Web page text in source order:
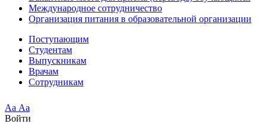
Международное сотрудничество
Организация питания в образовательной организации
Поступающим
Студентам
Выпускникам
Врачам
Сотрудникам
Аа Аа
Войти